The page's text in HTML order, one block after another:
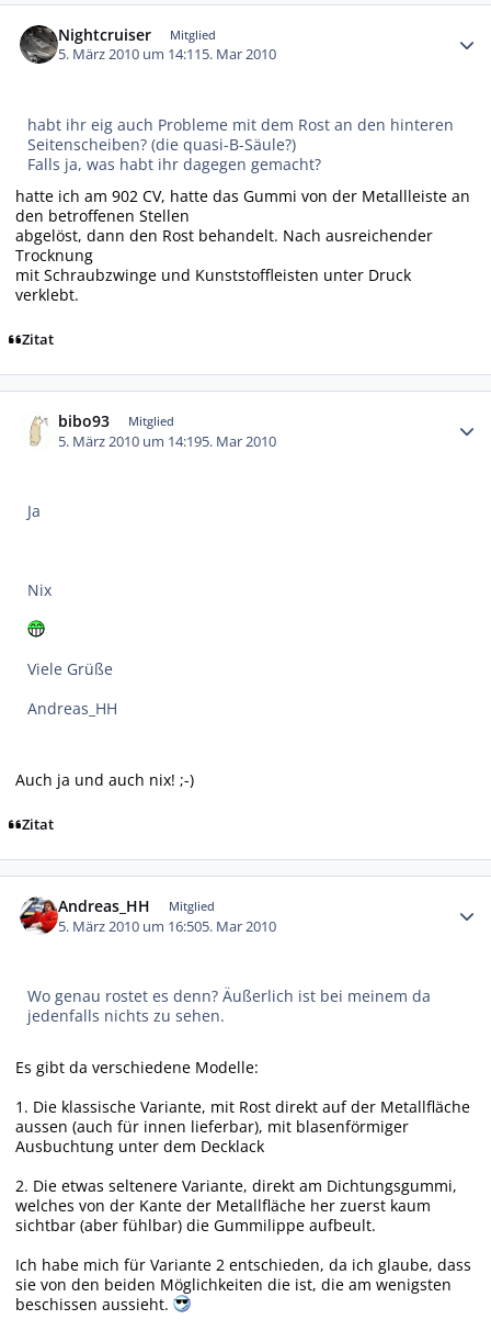
Nightcruiser Mitglied
5. März 2010 um 14:115. Mar 2010
habt ihr eig auch Probleme mit dem Rost an den hinteren
Seitenscheiben? (die quasi-B-Säule?)
Falls ja, was habt ihr dagegen gemacht?
hatte ich am 902 CV, hatte das Gummi von der Metallleiste an
den betroffenen Stellen
abgelöst, dann den Rost behandelt. Nach ausreichender
Trocknung
mit Schraubzwinge und Kunststoffleisten unter Druck
verklebt.
Zitat
bibo93 Mitglied
5. März 2010 um 14:195. Mar 2010
Ja
Nix
Viele Grüße
Andreas_HH
Auch ja und auch nix! ;-)
Zitat
Andreas_HH Mitglied
5. März 2010 um 16:505. Mar 2010
Wo genau rostet es denn? Äußerlich ist bei meinem da
jedenfalls nichts zu sehen.
Es gibt da verschiedene Modelle:
1. Die klassische Variante, mit Rost direkt auf der Metallfläche
aussen (auch für innen lieferbar), mit blasenförmiger
Ausbuchtung unter dem Decklack
2. Die etwas seltenere Variante, direkt am Dichtungsgummi,
welches von der Kante der Metallfläche her zuerst kaum
sichtbar (aber fühlbar) die Gummilippe aufbeult.
Ich habe mich für Variante 2 entschieden, da ich glaube, dass
sie von den beiden Möglichkeiten die ist, die am wenigsten
beschissen aussieht.